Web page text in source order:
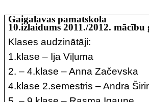
Gaigalavas pamatskola
10.izlaidums 2011./2012. mācību
Klases audzinātāji:
1.klase – Ija Viļuma
2. – 4.klase – Anna Začevska
4.klase 2.semestris – Andra